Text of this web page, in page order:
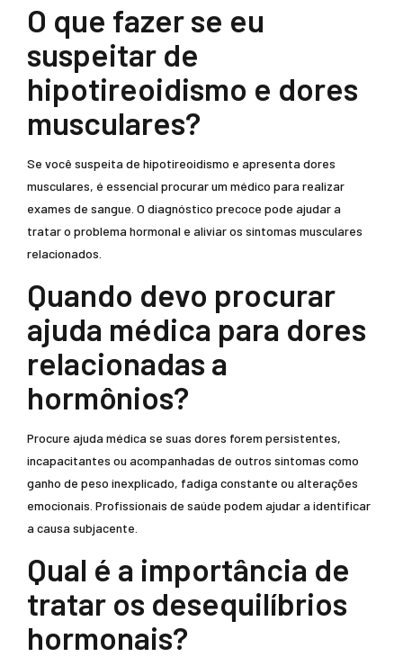
O que fazer se eu
suspeitar de
hipotireoidismo e dores
musculares?
Se você suspeita de hipotireoidismo e apresenta dores
musculares, é essencial procurar um médico para realizar
exames de sangue. O diagnóstico precoce pode ajudar a
tratar o problema hormonal e aliviar os sintomas musculares
relacionados.
Quando devo procurar
ajuda médica para dores
relacionadas a
hormônios?
Procure ajuda médica se suas dores forem persistentes,
incapacitantes ou acompanhadas de outros sintomas como
ganho de peso inexplicado, fadiga constante ou alterações
emocionais. Profissionais de saúde podem ajudar a identificar
a causa subjacente.
Qual é a importância de
tratar os desequilíbrios
hormonais?